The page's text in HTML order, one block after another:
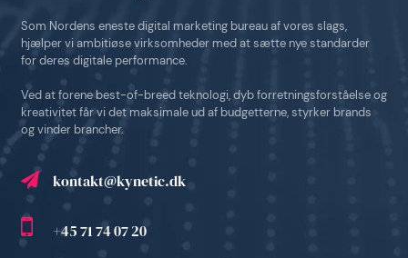
Som Nordens eneste digital marketing bureau af vores slags,
hjælper vi ambitiøse virksomheder med at sætte nye standarder
for deres digitale performance.
Ved at forene best-of-breed teknologi, dyb forretningsforståelse og
kreativitet får vi det maksimale ud af budgetterne, styrker brands
og vinder brancher.
kontakt@kynetic.dk
+45 71 74 07 20